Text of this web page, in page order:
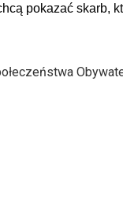
pokazać skarb,